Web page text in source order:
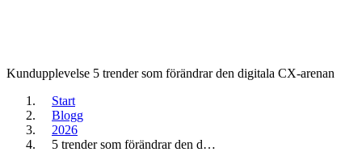
Kundupplevelse 5 trender som förändrar den digitala CX-arenan
Start
Blogg
2026
5 trender som förändrar den d…